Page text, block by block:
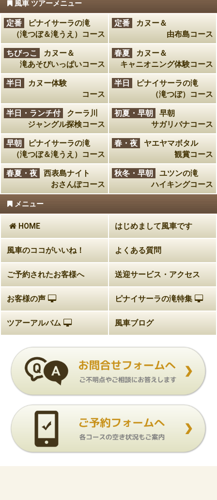
風車 ツアーメニュー
定番
ピナイサーラの滝
（滝つぼ＆滝うえ）コース
定番
カヌー＆
由布島コース
ちびっこ
カヌー＆
滝あそびいっぱいコース
春夏
カヌー＆
キャニオニング体験コース
半日
カヌー体験
コース
半日
ピナイサーラの滝
（滝つぼ）コース
半日・ランチ付
クーラ川
ジャングル探検コース
初夏・早朝
早朝
サガリバナコース
早朝
ピナイサーラの滝
（滝つぼ＆滝うえ）コース
春・夜
ヤエヤマボタル
観賞コース
春夏・夜
西表島ナイト
おさんぽコース
秋冬・早朝
ユツンの滝
ハイキングコース
メニュー
HOME はじめまして風車です
風車のココがいいね！ よくある質問
ご予約されたお客様へ 送迎サービス・アクセス
お客様の声 ピナイサーラの滝特集
ツアーアルバム 風車ブログ